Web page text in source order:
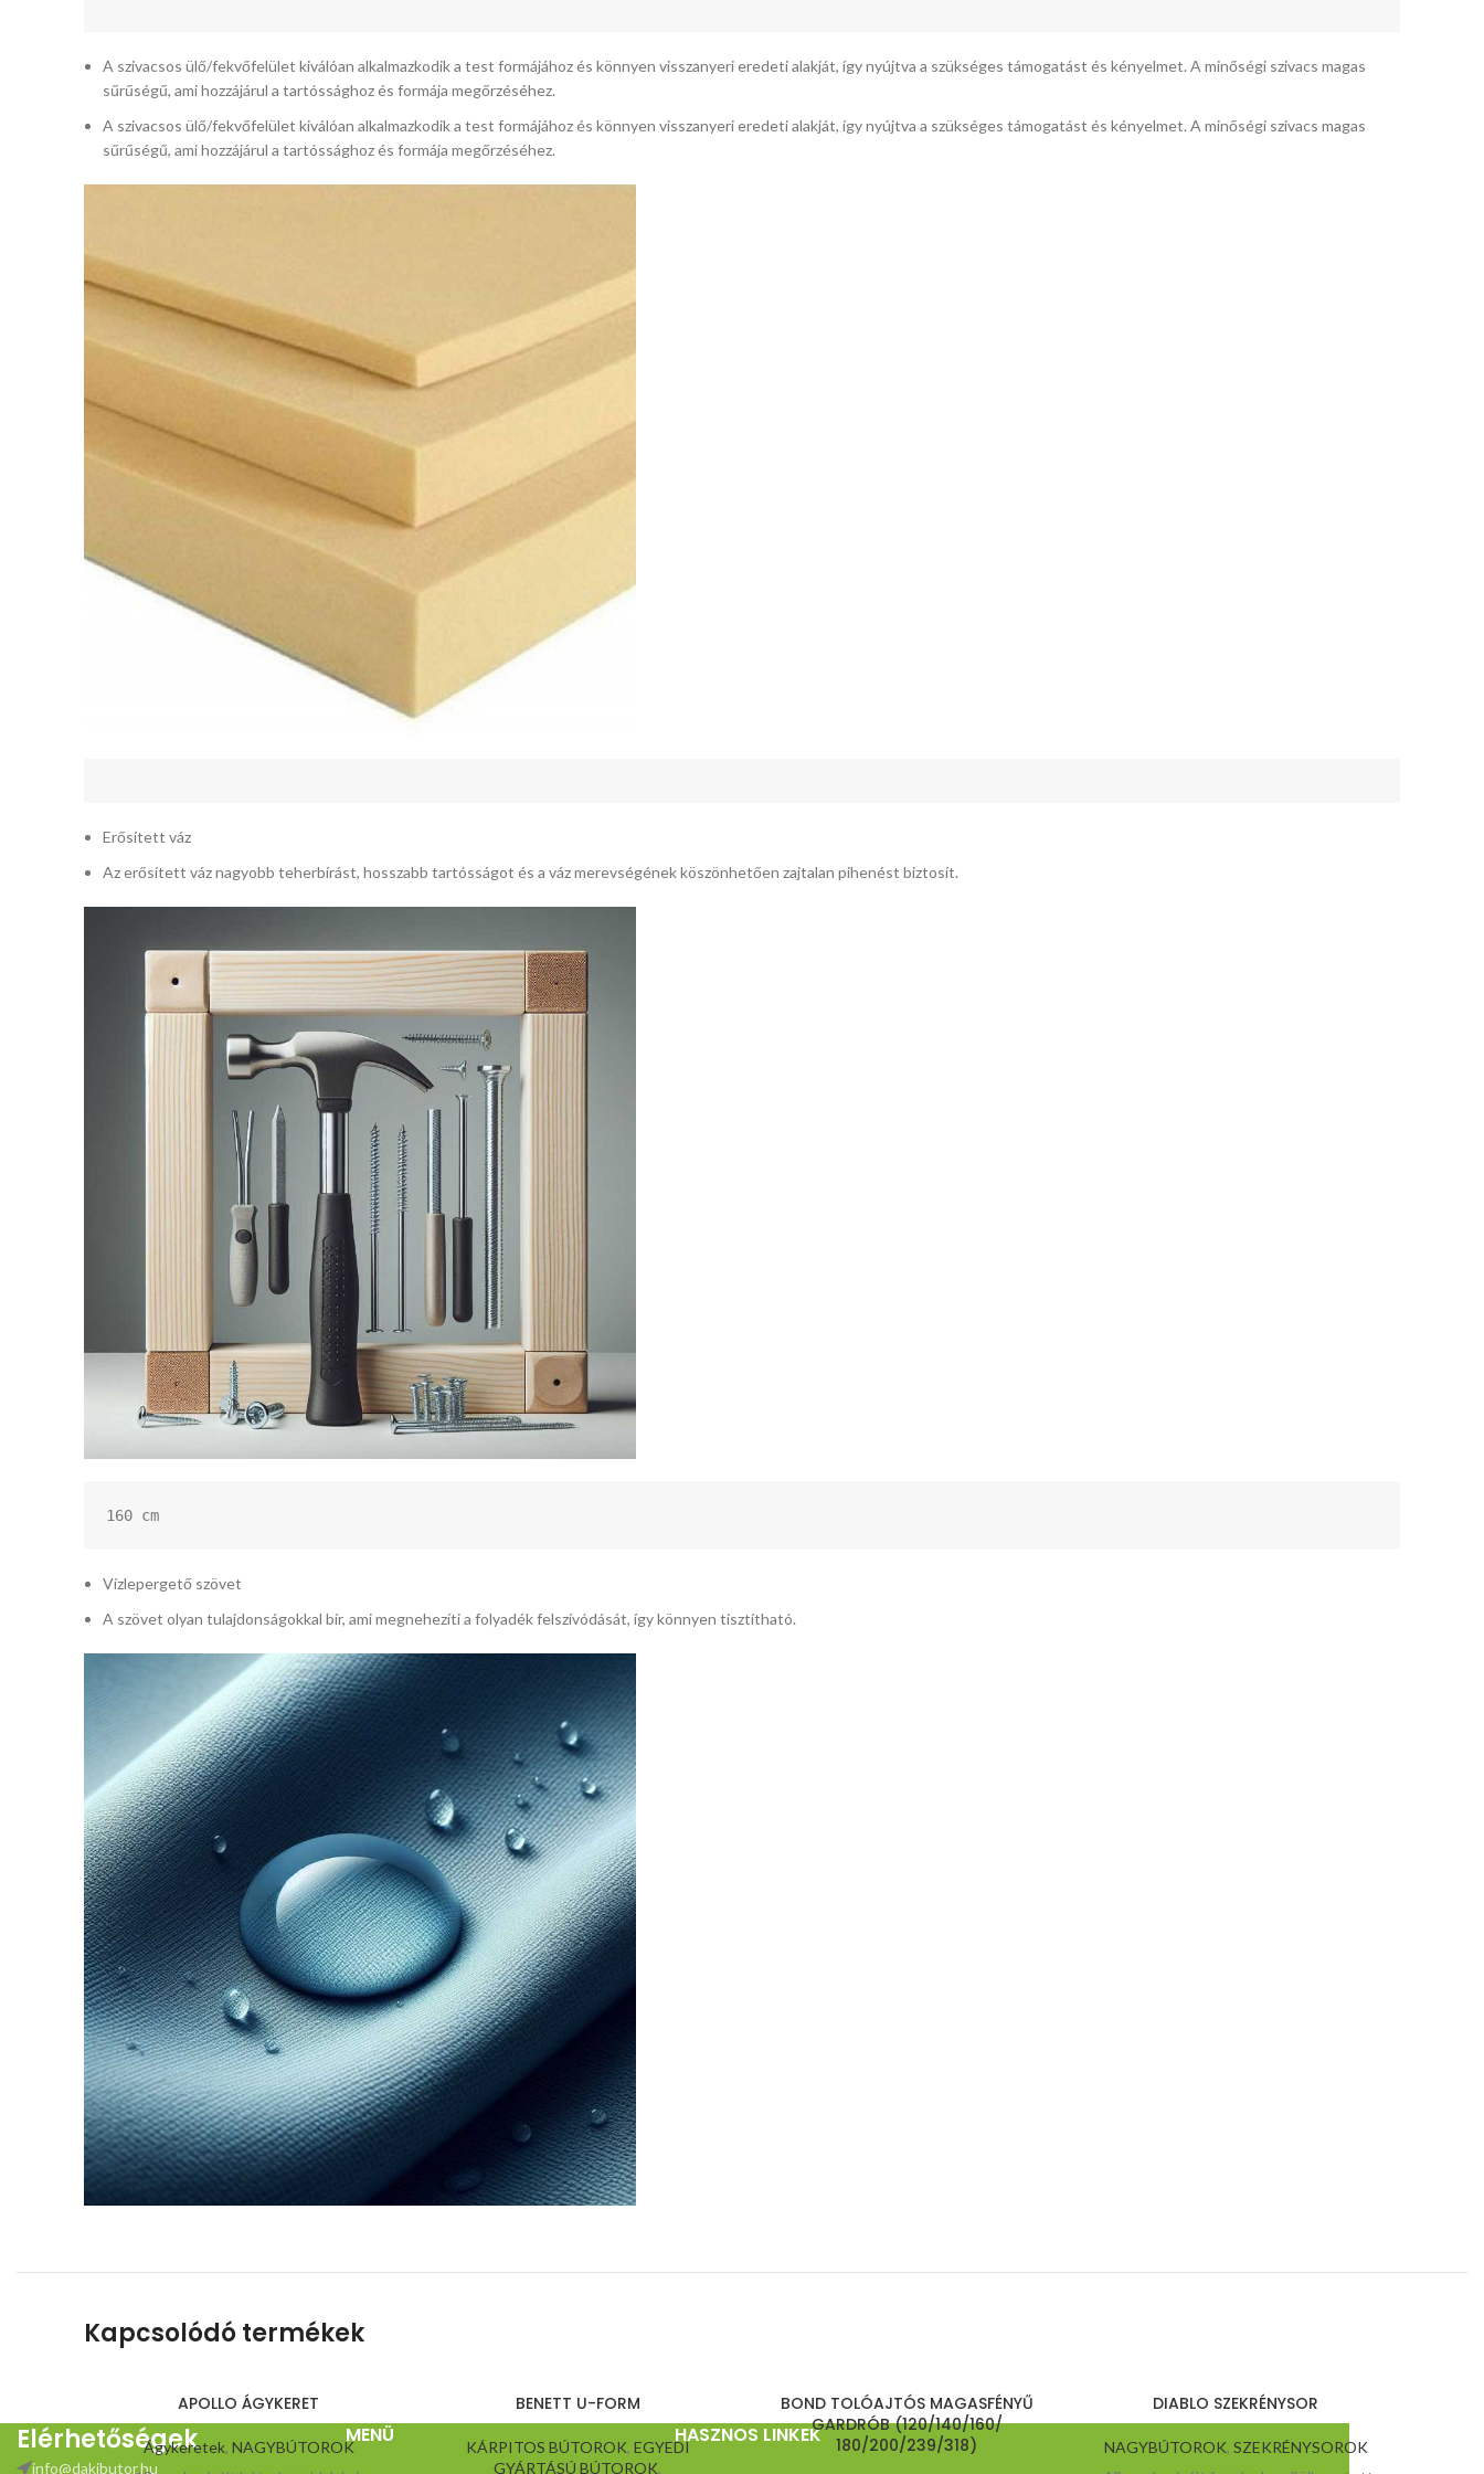
A szivacsos ülő/fekvőfelület kiválóan alkalmazkodik a test formájához és könnyen visszanyeri eredeti alakját, így nyújtva a szükséges támogatást és kényelmet. A minőségi szivacs magas
sűrűségű, ami hozzájárul a tartóssághoz és formája megőrzéséhez.
A szivacsos ülő/fekvőfelület kiválóan alkalmazkodik a test formájához és könnyen visszanyeri eredeti alakját, így nyújtva a szükséges támogatást és kényelmet. A minőségi szivacs magas
sűrűségű, ami hozzájárul a tartóssághoz és formája megőrzéséhez.
Erősített váz
Az erősített váz nagyobb teherbírást, hosszabb tartósságot és a váz merevségének köszönhetően zajtalan pihenést biztosít.
160 cm
Vízlepergető szövet
A szövet olyan tulajdonságokkal bír, ami megnehezíti a folyadék felszívódását, így könnyen tisztítható.
Kapcsolódó termékek
APOLLO ÁGYKERET
Ágykeretek, NAGYBÚTOROK
166.600Ft 167.300 Ft
BENETT U-FORM
KÁRPITOS BÚTOROK, EGYEDI
GYÁRTÁSÚ BÚTOROK,
BOND TOLÓAJTÓS MAGASFÉNYŰ
GARDRÓB (120/140/160/
180/200/239/318)
DIABLO SZEKRÉNYSOR
NAGYBÚTOROK, SZEKRÉNYSOROK
245.300
Ft
Elérhetőségek
info@dakibutor.hu
MENÜ HASZNOS LINKEK